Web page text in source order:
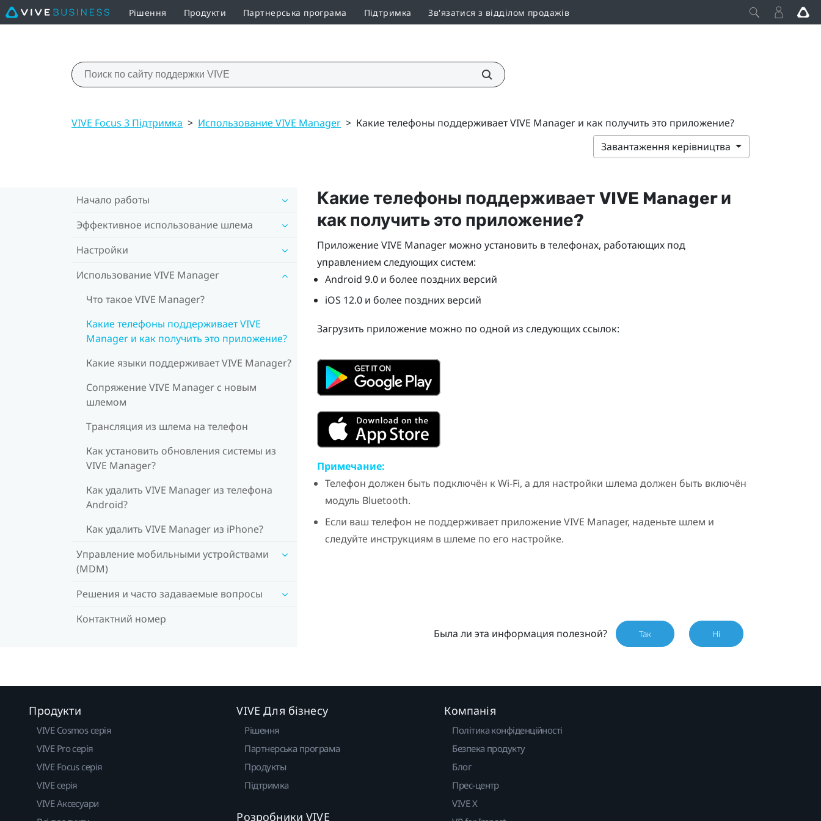
Рішення Продукти Партнерська програма Підтримка Зв'язатися з відділом продажів
VIVE Focus 3 Підтримка > Использование VIVE Manager > Какие телефоны поддерживает VIVE Manager и как получить это приложение?
Завантаження керівництва
Начало работы
Эффективное использование шлема
Настройки
Использование VIVE Manager
Что такое VIVE Manager?
Какие телефоны поддерживает VIVE
Manager и как получить это приложение?
Какие языки поддерживает VIVE Manager?
Сопряжение VIVE Manager с новым
шлемом
Трансляция из шлема на телефон
Как установить обновления системы из
VIVE Manager?
Как удалить VIVE Manager из телефона
Android?
Как удалить VIVE Manager из iPhone?
Управление мобильными устройствами
(MDM)
Решения и часто задаваемые вопросы
Контактний номер
Какие телефоны поддерживает VIVE Managerи
как получить это приложение?
Приложение VIVE Managerможно установить в телефонах, работающих под
управлением следующих систем:
Android 9.0 и более поздних версий
iOS 12.0 и более поздних версий
Загрузить приложение можно по одной из следующих ссылок:
Примечание:
Телефон должен быть подключён к Wi‍-Fi, а для настройки шлема должен быть включён
модуль Bluetooth.
Если ваш телефон не поддерживает приложение VIVE Manager, наденьте шлем и
следуйте инструкциям в шлеме по его настройке.
Была ли эта информация полезной? Так Ні
Продукти
VIVE Cosmos серія
VIVE Pro серія
VIVE Focus серія
VIVE серія
VIVE Аксесуари
VIVE Для бізнесу
Рішення
Партнерська програма
Продукты
Підтримка
Розробники VIVE
Компанія
Політика конфіденційності
Безпека продукту
Блог
Прес-центр
VIVE X